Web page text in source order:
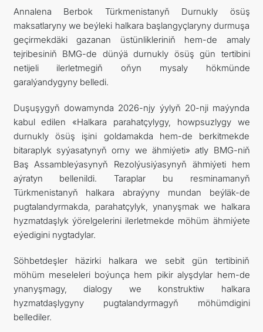
Annalena Berbok Türkmenistanyň Durnukly ösüş
maksatlaryny we beýleki halkara başlangyçlaryny durmuşa
geçirmekdäki gazanan üstünlikleriniň hem-de amaly
tejribesiniň BMG-de dünýä durnukly ösüş gün tertibini
netijeli ilerletmegiň oňyn mysaly hökmünde
garalýandygyny belledi.
Duşuşygyň dowamynda 2026-njy ýylyň 20-nji maýynda
kabul edilen «Halkara parahatçylygy, howpsuzlygy we
durnukly ösüş işini goldamakda hem-de berkitmekde
bitaraplyk syýasatynyň orny we ähmiýeti» atly BMG-niň
Baş Assambleýasynyň Rezolýusiýasynyň ähmiýeti hem
aýratyn bellenildi. Taraplar bu resminamanyň
Türkmenistanyň halkara abraýyny mundan beýläk-de
pugtalandyrmakda, parahatçylyk, ynanyşmak we halkara
hyzmatdaşlyk ýörelgelerini ilerletmekde möhüm ähmiýete
eýedigini nygtadylar.
Söhbetdeşler häzirki halkara we sebit gün tertibiniň
möhüm meseleleri boýunça hem pikir alyşdylar hem-de
ynanyşmagy, dialogy we konstruktiw halkara
hyzmatdaşlygyny pugtalandyrmagyň möhümdigini
bellediler.